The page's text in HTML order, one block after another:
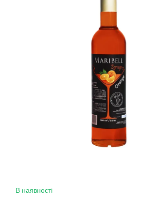
В наявності